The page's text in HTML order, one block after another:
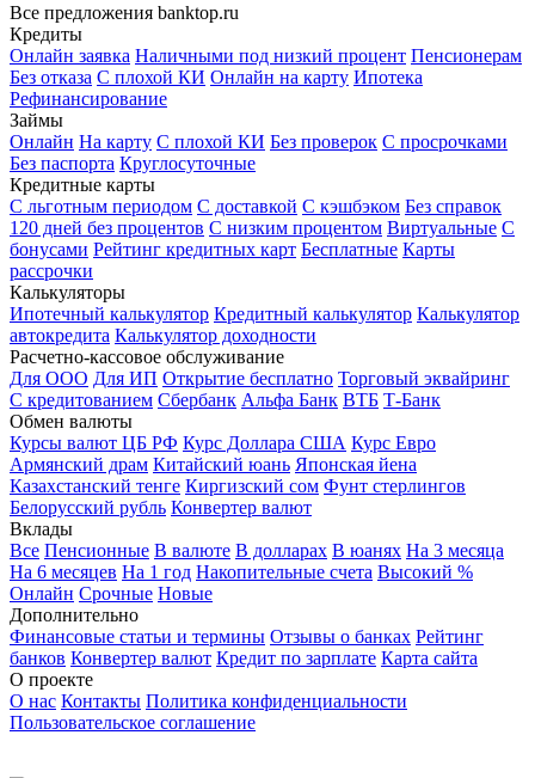
Все предложения banktop.ru
Кредиты
Онлайн заявка Наличными под низкий процент Пенсионерам
Без отказа С плохой КИ Онлайн на карту Ипотека
Рефинансирование
Займы
Онлайн На карту С плохой КИ Без проверок С просрочками
Без паспорта Круглосуточные
Кредитные карты
С льготным периодом С доставкой С кэшбэком Без справок
120 дней без процентов С низким процентом Виртуальные С
бонусами Рейтинг кредитных карт Бесплатные Карты
рассрочки
Калькуляторы
Ипотечный калькулятор Кредитный калькулятор Калькулятор
автокредита Калькулятор доходности
Расчетно-кассовое обслуживание
Для ООО Для ИП Открытие бесплатно Торговый эквайринг
С кредитованием Сбербанк Альфа Банк ВТБ Т-Банк
Обмен валюты
Курсы валют ЦБ РФ Курс Доллара США Курс Евро
Армянский драм Китайский юань Японская йена
Казахстанский тенге Киргизский сом Фунт стерлингов
Белорусский рубль Конвертер валют
Вклады
Все Пенсионные В валюте В долларах В юанях На 3 месяца
На 6 месяцев На 1 год Накопительные счета Высокий %
Онлайн Срочные Новые
Дополнительно
Финансовые статьи и термины Отзывы о банках Рейтинг
банков Конвертер валют Кредит по зарплате Карта сайта
О проекте
О нас Контакты Политика конфиденциальности
Пользовательское соглашение